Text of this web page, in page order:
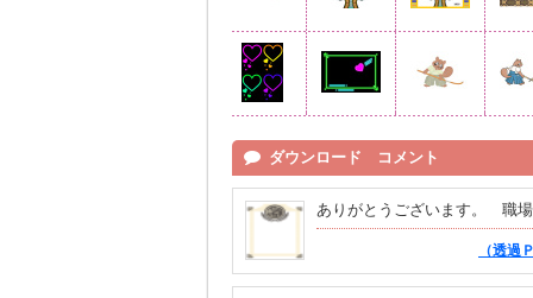
ダウンロード コメント
ありがとうございます。 職
（透過